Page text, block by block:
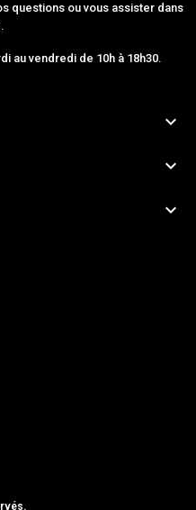
questions ou vous assister dans
au vendredi de 10h à 18h30.


